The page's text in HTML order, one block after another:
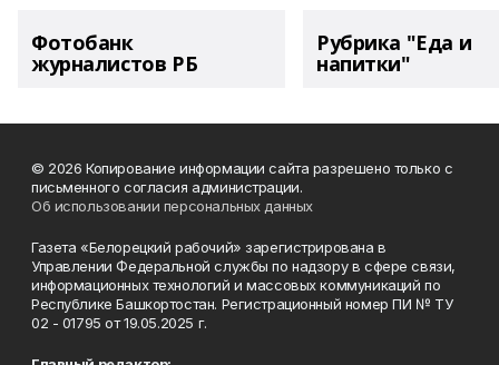
Фотобанк
журналистов РБ
Рубрика "Еда и
напитки"
© 2026 Копирование информации сайта разрешено только с
письменного согласия администрации.
Об использовании персональных данных
Газета «Белорецкий рабочий» зарегистрирована в
Управлении Федеральной службы по надзору в сфере связи,
информационных технологий и массовых коммуникаций по
Республике Башкортостан. Регистрационный номер ПИ № ТУ
02 - 01795 от 19.05.2025 г.